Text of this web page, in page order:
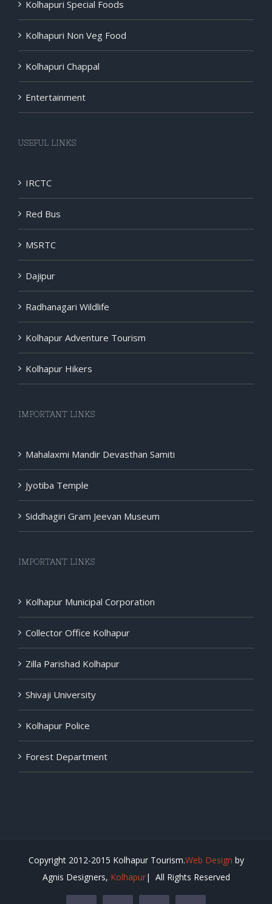
Kolhapuri Non Veg Food
Kolhapuri Chappal
Entertainment
Red Bus
MSRTC
Dajipur
Radhanagari Wildlife
Kolhapur Adventure Tourism
Kolhapur Hikers
Jyotiba Temple
Siddhagiri Gram Jeevan Museum
Collector Office Kolhapur
Zilla Parishad Kolhapur
Shivaji University
Kolhapur Police
Forest Department
Agnis Designers, Kolhapur| All Rights Reserved
FacebookRss Twitter Tumblr